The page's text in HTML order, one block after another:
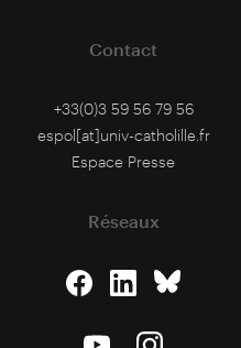
Contact
+33(0)3 59 56 79 56
espol[at]univ-catholille.fr
Espace Presse
Réseaux